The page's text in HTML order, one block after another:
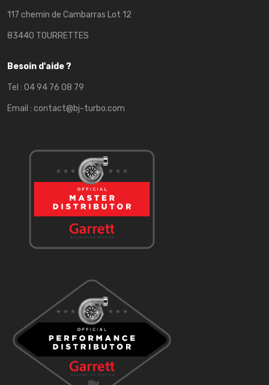
117 chemin de Cambarras Lot 12
83440 TOURRETTES
Besoin d'aide ?
Tel : 04 94 76 08 79
Email : contact@bj-turbo.com